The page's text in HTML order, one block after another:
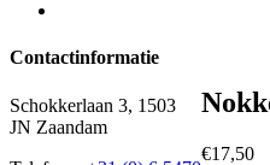
€17,50
Contactinformatie
Schokkerlaan 3, 1503
JN Zaandam